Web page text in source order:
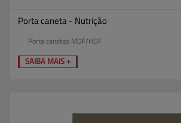
Porta caneta - Nutrição
Porta canetas MDF/HDF
SAIBA MAIS +